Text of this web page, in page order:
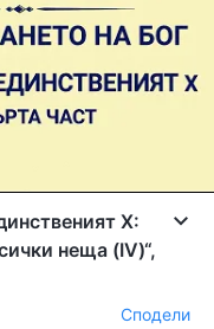
X:
неща (IV)“,
Сподели